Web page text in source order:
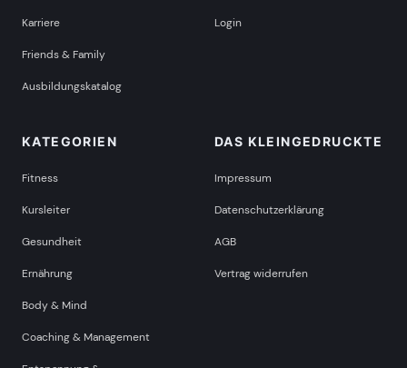
Karriere
Friends & Family
Ausbildungskatalog
Login
KATEGORIEN
Fitness
Kursleiter
Gesundheit
Ernährung
Body & Mind
Coaching & Management
DAS KLEINGEDRUCKTE
Impressum
Datenschutzerklärung
AGB
Vertrag widerrufen